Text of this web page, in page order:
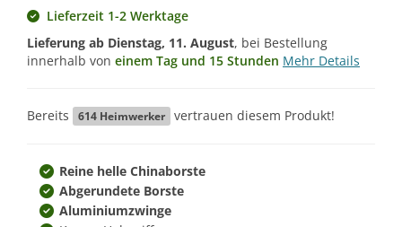
Lieferzeit 1-2 Werktage
Lieferung ab Dienstag, 11. August, bei Bestellung
innerhalb von einem Tag und 15 Stunden Mehr Details
Bereits 614 Heimwerker vertrauen diesem Produkt!
Reine helle Chinaborste
Abgerundete Borste
Aluminiumzwinge